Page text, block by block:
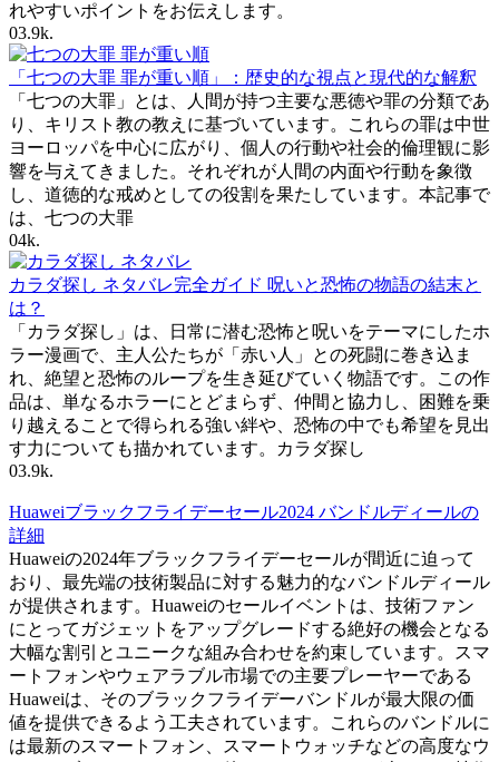
れやすいポイントをお伝えします。
03.9k.
「七つの大罪 罪が重い順」：歴史的な視点と現代的な解釈
「七つの大罪」とは、人間が持つ主要な悪徳や罪の分類であ
り、キリスト教の教えに基づいています。これらの罪は中世
ヨーロッパを中心に広がり、個人の行動や社会的倫理観に影
響を与えてきました。それぞれが人間の内面や行動を象徴
し、道徳的な戒めとしての役割を果たしています。本記事で
は、七つの大罪
04k.
カラダ探し ネタバレ完全ガイド 呪いと恐怖の物語の結末と
は？
「カラダ探し」は、日常に潜む恐怖と呪いをテーマにしたホ
ラー漫画で、主人公たちが「赤い人」との死闘に巻き込ま
れ、絶望と恐怖のループを生き延びていく物語です。この作
品は、単なるホラーにとどまらず、仲間と協力し、困難を乗
り越えることで得られる強い絆や、恐怖の中でも希望を見出
す力についても描かれています。カラダ探し
03.9k.
Huaweiブラックフライデーセール2024 バンドルディールの
詳細
Huaweiの2024年ブラックフライデーセールが間近に迫って
おり、最先端の技術製品に対する魅力的なバンドルディール
が提供されます。Huaweiのセールイベントは、技術ファン
にとってガジェットをアップグレードする絶好の機会となる
大幅な割引とユニークな組み合わせを約束しています。スマ
ートフォンやウェアラブル市場での主要プレーヤーである
Huaweiは、そのブラックフライデーバンドルが最大限の価
値を提供できるよう工夫されています。これらのバンドルに
は最新のスマートフォン、スマートウォッチなどの高度なウ